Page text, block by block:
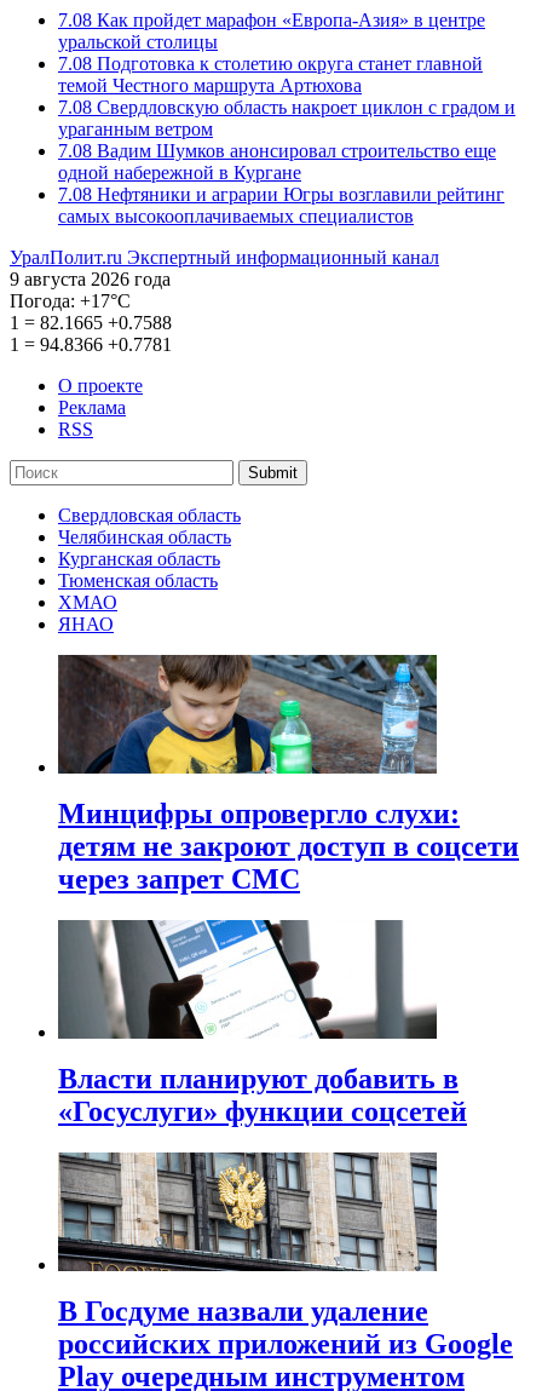
7.08 Как пройдет марафон «Европа-Азия» в центре
уральской столицы
7.08 Подготовка к столетию округа станет главной
темой Честного маршрута Артюхова
7.08 Свердловскую область накроет циклон с градом и
ураганным ветром
7.08 Вадим Шумков анонсировал строительство еще
одной набережной в Кургане
7.08 Нефтяники и аграрии Югры возглавили рейтинг
самых высокооплачиваемых специалистов
УралПолит.ru Экспертный информационный канал
9 августа 2026 года
Погода: +17°С
1 = 82.1665 +0.7588
1 = 94.8366 +0.7781
О проекте
Реклама
RSS
Submit
Свердловская область
Челябинская область
Курганская область
Тюменская область
ХМАО
ЯНАО
Минцифры опровергло слухи:
детям не закроют доступ в соцсети
через запрет СМС
Власти планируют добавить в
«Госуслуги» функции соцсетей
В Госдуме назвали удаление
российских приложений из Google
Play очередным инструментом